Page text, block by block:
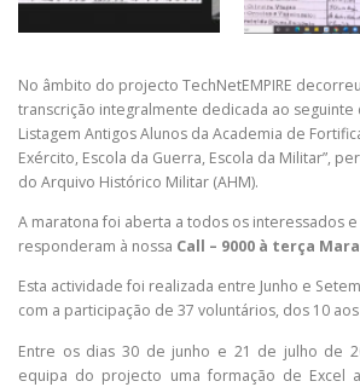
No âmbito do projecto TechNetEMPIRE
transcrição integralmente dedicada ao seguinte
Listagem Antigos Alunos da Academia de
Exército, Escola da Guerra, Escola da Militar”,
do Arquivo Histórico Militar (AHM).
A maratona foi aberta a todos os interessados
responderam à nossa Call – 9000 à terça
Esta actividade foi realizada entre Junho e
com a participação de 37 voluntários, dos 10
Entre os dias 30 de junho e 21 de julho de
equipa do projecto uma formação de Excel